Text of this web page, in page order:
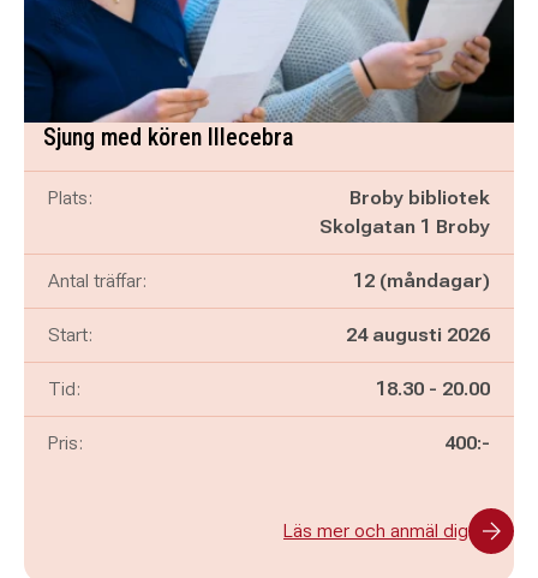
Sjung med kören Illecebra
Plats:
Broby bibliotek
Skolgatan 1 Broby
Antal träffar: 12 (måndagar)
Start: 24 augusti 2026
Tid: Pågår mellan
18.30 - och
20.00
Pris: 400:-
Läs mer och anmäl dig